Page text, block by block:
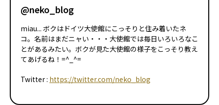
@neko_blog
miau... ボクはドイツ大使館にこっそりと住み着いたネ
コ。名前はまだニャい・・・大使館では毎日いろいろなこ
とがあるみたい。ボクが見た大使館の様子をこっそり教え
てあげるね！=^_^=
Twitter : https://twitter.com/neko_blog